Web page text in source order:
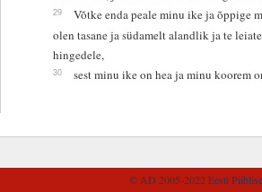
29
Võtke enda peale minu ike ja õppige
olen tasane ja südamelt alandlik ja te
hingedele,
30 sest minu ike on hea ja minu koorem
© AD 2005-2022Eesti